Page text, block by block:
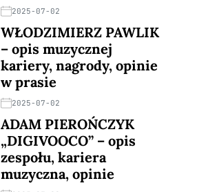
2025-07-02
WŁODZIMIERZ PAWLIK
– opis muzycznej
kariery, nagrody, opinie
w prasie
2025-07-02
ADAM PIEROŃCZYK
„DIGIVOOCO” – opis
zespołu, kariera
muzyczna, opinie